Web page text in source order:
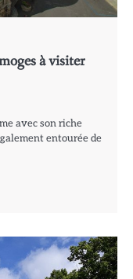
à visiter
avec son riche
entourée de